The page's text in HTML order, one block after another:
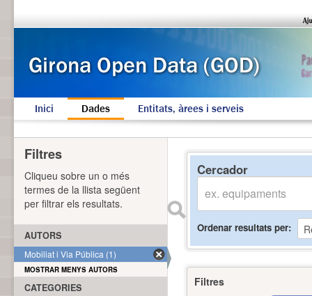
Inici Dades Entitats, àrees i serveis
Cercador
Ordenar resultats per
Filtres
Filtres
Cliqueu sobre un o més
termes de la llista següent
per filtrar els resultats.
AUTORS
Mobiliat i Via Pública (1)
MOSTRAR MENYS AUTORS
CATEGORIES